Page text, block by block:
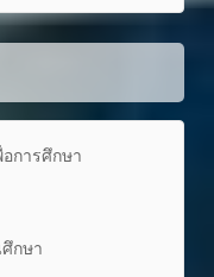
การศึกษา
กษา